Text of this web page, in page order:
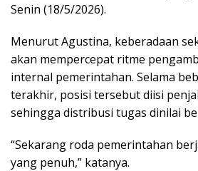
Senin (18/5/2026).
Menurut Agustina, keberadaan
akan mempercepat ritme
internal pemerintahan. Selama
terakhir, posisi tersebut diisi
sehingga distribusi tugas dinilai
“Sekarang roda pemerintahan
yang penuh,” katanya.